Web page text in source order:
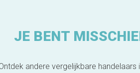
JE BENT
andere vergelijkbare